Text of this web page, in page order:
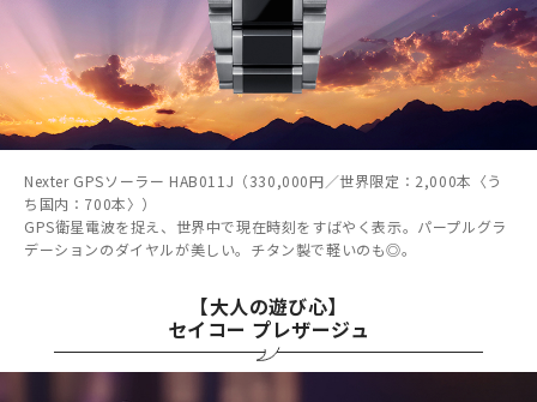
Nexter GPSソーラー HAB011J（330,000円／世界限定：2,000本〈う
ち国内：700本〉）
GPS衛星電波を捉え、世界中で現在時刻をすばやく表示。パープルグラ
デーションのダイヤルが美しい。チタン製で軽いのも◎。
【大人の遊び心】
セイコー プレザージュ